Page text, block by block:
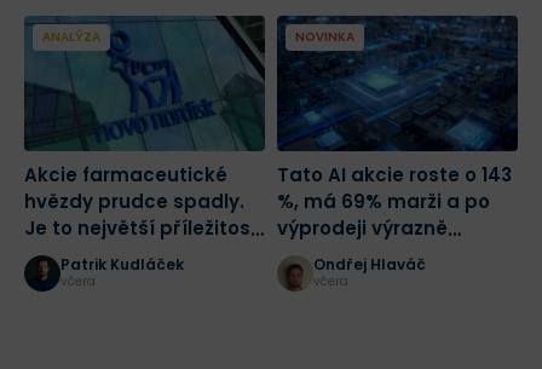
ANALÝZA
Akcie farmaceutické
hvězdy prudce spadly.
Je to největší příležitost
tohoto desetiletí?
Patrik Kudláček
včera
NOVINKA
Tato AI akcie roste o 143
%, má 69% marži a po
výprodeji výrazně
zlevnilaOndřej Hlaváč
včera